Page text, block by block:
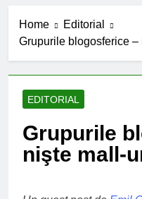
Home
Editorial
Grupurile blogosferice
EDITORIAL
Grupurile
nişte mall-